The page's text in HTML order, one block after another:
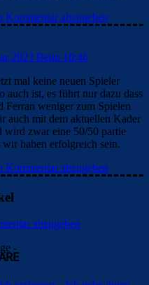
Kommentar abzugeben
2023 Beim 10:46
mal keine neuen Spieler
auch ist, es führt nur dazu dass
Ferran weniger zum Spielen
auch mit dem aktuellen Kader
wird zwar eine 50/50 partie
haben erfolgreich sein.
Kommentar abzugeben
abzugeben
-